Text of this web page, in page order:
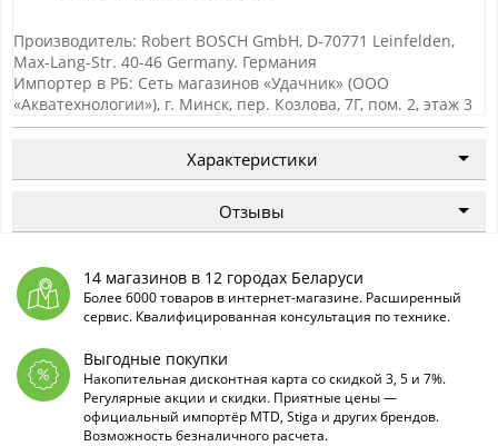
Производитель: Robert BOSCH GmbH, D-70771 Leinfelden,
Max-Lang-Str. 40-46 Germany. Германия
Импортер в РБ: Сеть магазинов «Удачник» (ООО
«Акватехнологии»), г. Минск, пер. Козлова, 7Г, пом. 2, этаж 3
Характеристики
Отзывы
14 магазинов в 12 городах Беларуси
Более 6000 товаров в интернет-магазине. Расширенный
сервис. Квалифицированная консультация по технике.
Выгодные покупки
Накопительная дисконтная карта со скидкой 3, 5 и 7%.
Регулярные акции и скидки. Приятные цены —
официальный импортёр MTD, Stiga и других брендов.
Возможность безналичного расчета.